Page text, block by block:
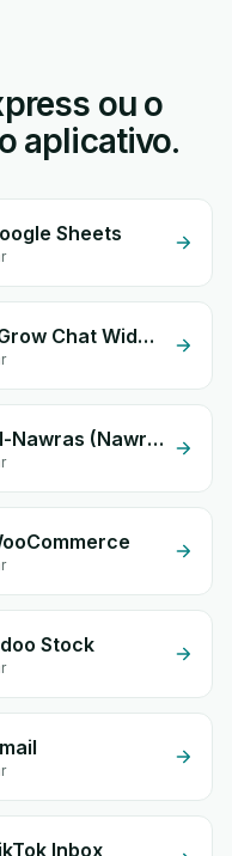
ou o
aplicativo.
Sheets
STM Express + eGrow Chat Widget
STM Express + Al-Nawras (Nawris)
Stock
Inbox